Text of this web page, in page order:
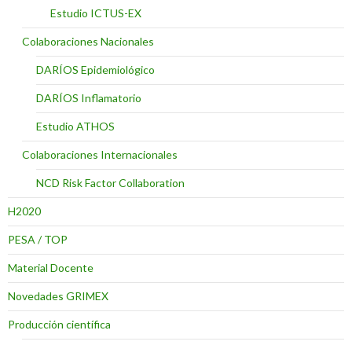
Estudio ICTUS-EX
Colaboraciones Nacionales
DARÍOS Epidemiológico
DARÍOS Inflamatorio
Estudio ATHOS
Colaboraciones Internacionales
NCD Risk Factor Collaboration
H2020
PESA / TOP
Material Docente
Novedades GRIMEX
Producción científica